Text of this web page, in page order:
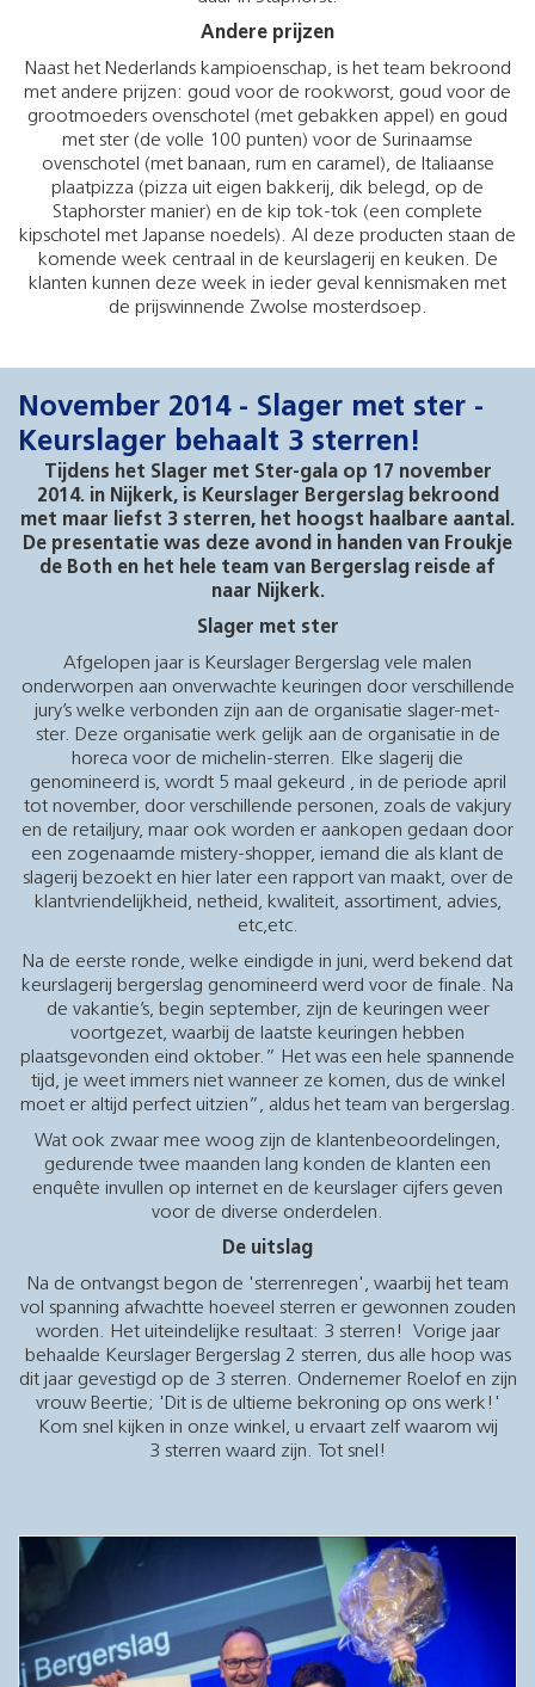
Andere prijzen
Naast het Nederlands kampioenschap, is het team bekroond
met andere prijzen: goud voor de rookworst, goud voor de
grootmoeders ovenschotel (met gebakken appel) en goud
met ster (de volle 100 punten) voor de Surinaamse
ovenschotel (met banaan, rum en caramel), de Italiaanse
plaatpizza (pizza uit eigen bakkerij, dik belegd, op de
Staphorster manier) en de kip tok-tok (een complete
kipschotel met Japanse noedels). Al deze producten staan de
komende week centraal in de keurslagerij en keuken. De
klanten kunnen deze week in ieder geval kennismaken met
de prijswinnende Zwolse mosterdsoep.
November 2014 - Slager met ster -
Keurslager behaalt 3 sterren!
Tijdens het Slager met Ster-gala op 17 november
2014. in Nijkerk, is Keurslager Bergerslag bekroond
met maar liefst 3 sterren, het hoogst haalbare aantal.
De presentatie was deze avond in handen van Froukje
de Both en het hele team van Bergerslag reisde af
naar Nijkerk.
Slager met ster
Afgelopen jaar is Keurslager Bergerslag vele malen
onderworpen aan onverwachte keuringen door verschillende
jury’s welke verbonden zijn aan de organisatie slager-met-
ster. Deze organisatie werk gelijk aan de organisatie in de
horeca voor de michelin-sterren. Elke slagerij die
genomineerd is, wordt 5 maal gekeurd , in de periode april
tot november, door verschillende personen, zoals de vakjury
en de retailjury, maar ook worden er aankopen gedaan door
een zogenaamde mistery-shopper, iemand die als klant de
slagerij bezoekt en hier later een rapport van maakt, over de
klantvriendelijkheid, netheid, kwaliteit, assortiment, advies,
etc,etc.
Na de eerste ronde, welke eindigde in juni, werd bekend dat
keurslagerij bergerslag genomineerd werd voor de finale. Na
de vakantie’s, begin september, zijn de keuringen weer
voortgezet, waarbij de laatste keuringen hebben
plaatsgevonden eind oktober.” Het was een hele spannende
tijd, je weet immers niet wanneer ze komen, dus de winkel
moet er altijd perfect uitzien”, aldus het team van bergerslag.
Wat ook zwaar mee woog zijn de klantenbeoordelingen,
gedurende twee maanden lang konden de klanten een
enquête invullen op internet en de keurslager cijfers geven
voor de diverse onderdelen.
De uitslag
Na de ontvangst begon de 'sterrenregen', waarbij het team
vol spanning afwachtte hoeveel sterren er gewonnen zouden
worden. Het uiteindelijke resultaat: 3 sterren! Vorige jaar
behaalde Keurslager Bergerslag 2 sterren, dus alle hoop was
dit jaar gevestigd op de 3 sterren. Ondernemer Roelof en zijn
vrouw Beertie; 'Dit is de ultieme bekroning op ons werk!'
Kom snel kijken in onze winkel, u ervaart zelf waarom wij
3 sterren waard zijn. Tot snel!